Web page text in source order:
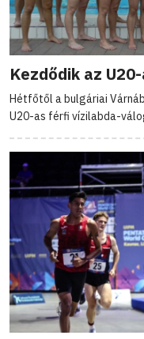
Kezdődik az
Hétfőtől a bulgáriai
U20-as férfi vízilabda-